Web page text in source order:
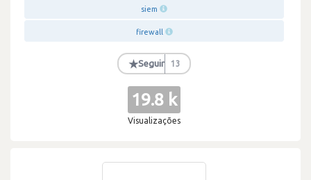
siem
firewall
★Seguir 13
19.8 k
Visualizações